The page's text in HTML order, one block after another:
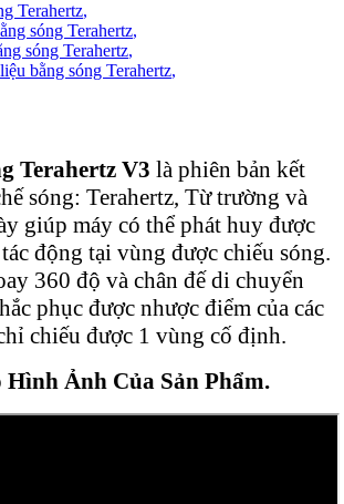
Terahertz,
sóng Terahertz,
sóng Terahertz,
bằng sóng Terahertz,
Terahertz V3 là phiên bản kết
sóng: Terahertz, Từ trường và
giúp máy có thể phát huy được
động tại vùng được chiếu sóng.
360 độ và chân đế di chuyển
phục được nhược điểm của các
chiếu được 1 vùng cố định.
Hình Ảnh Của Sản Phẩm.